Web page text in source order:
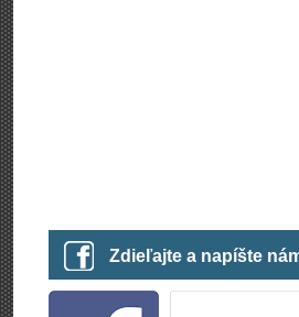
Zdieľajte a napíšte